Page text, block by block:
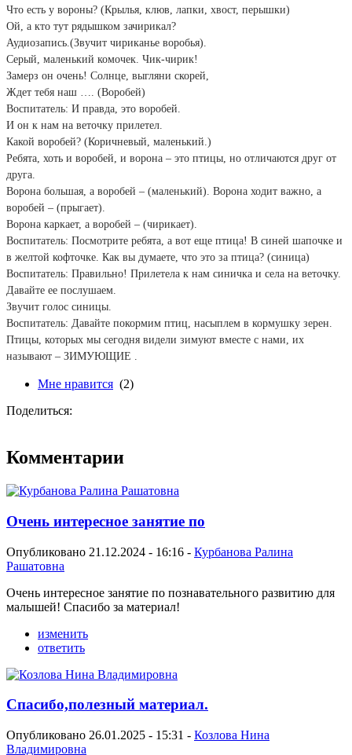
Что есть у вороны? (Крылья, клюв, лапки, хвост, перышки)
Ой, а кто тут рядышком зачирикал?
Аудиозапись.(Звучит чириканье воробья).
Серый, маленький комочек. Чик-чирик!
Замерз он очень! Солнце, выгляни скорей,
Ждет тебя наш …. (Воробей)
Воспитатель: И правда, это воробей.
И он к нам на веточку прилетел.
Какой воробей? (Коричневый, маленький.)
Ребята, хоть и воробей, и ворона – это птицы, но отличаются друг от
друга.
Ворона большая, а воробей – (маленький). Ворона ходит важно, а
воробей – (прыгает).
Ворона каркает, а воробей – (чирикает).
Воспитатель: Посмотрите ребята, а вот еще птица! В синей шапочке и
в желтой кофточке. Как вы думаете, что это за птица? (синица)
Воспитатель: Правильно! Прилетела к нам синичка и села на веточку.
Давайте ее послушаем.
Звучит голос синицы.
Воспитатель: Давайте покормим птиц, насыплем в кормушку зерен.
Птицы, которых мы сегодня видели зимуют вместе с нами, их
называют – ЗИМУЮЩИЕ .
Мне нравится (2)
Поделиться:
Комментарии
Очень интересное занятие по
Опубликовано 21.12.2024 - 16:16 - Курбанова Ралина
Рашатовна
Очень интересное занятие по познавательного развитию для
малышей! Спасибо за материал!
изменить
ответить
Спасибо,полезный материал.
Опубликовано 26.01.2025 - 15:31 - Козлова Нина
Владимировна